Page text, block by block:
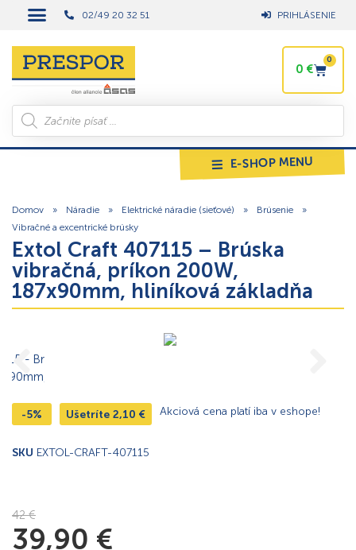
02/49 20 32 51 PRIHLÁSENIE
0 €
0
E-SHOP MENU
Domov » Náradie » Elektrické náradie (sieťové) » Brúsenie
»
Vibračné a excentrické brúsky
Extol Craft 407115 – Brúska
vibračná, príkon 200W,
187x90mm, hliníková základňa
-5% Ušetríte 2,10 € Akciová cena platí iba v eshope!
SKU EXTOL-CRAFT-407115
42€
39,90 €